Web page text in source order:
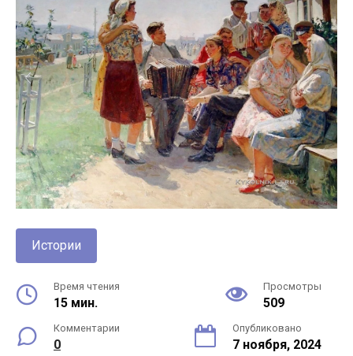
Истории
Время чтения
15 мин.
Просмотры
509
Комментарии
0
Опубликовано
7 ноября, 2024